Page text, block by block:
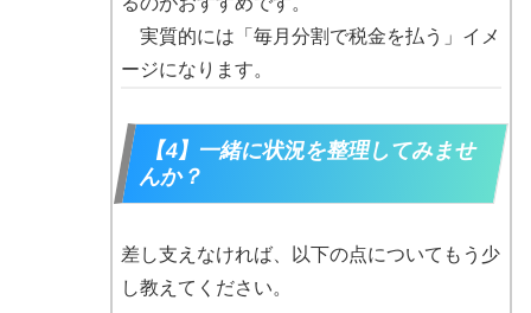
実質的には「毎月分割で税金を払う」イメ
ージになります。
【4】一緒に状況を整理してみませ
んか？
差し支えなければ、以下の点についてもう少
し教えてください。